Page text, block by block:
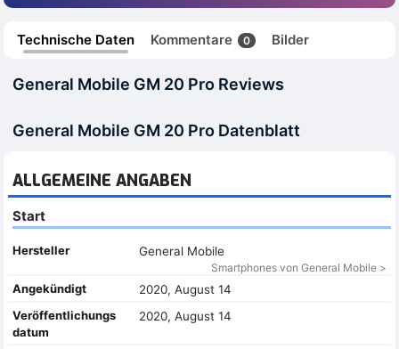
Technische Daten Kommentare 0 Bilder
General Mobile GM 20 Pro Reviews
General Mobile GM 20 Pro Datenblatt
ALLGEMEINE ANGABEN
Start
Hersteller General Mobile
Smartphones von General Mobile >
Angekündigt
2020, August 14
Veröffentlichungs
datum
2020, August 14